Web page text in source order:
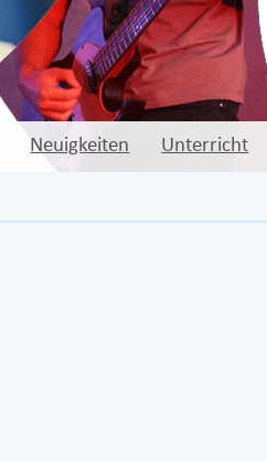
Neuigkeiten Unterricht